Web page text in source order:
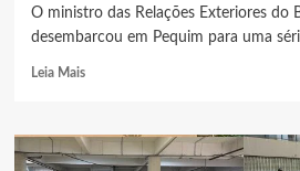
O ministro das Relações Exteriores do
desembarcou em Pequim para uma
Leia Mais